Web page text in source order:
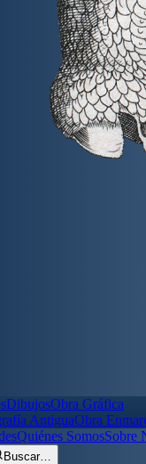
DibujosObra Gráfica
AntiguaObra
Quiénes SomosSobre
Buscar…